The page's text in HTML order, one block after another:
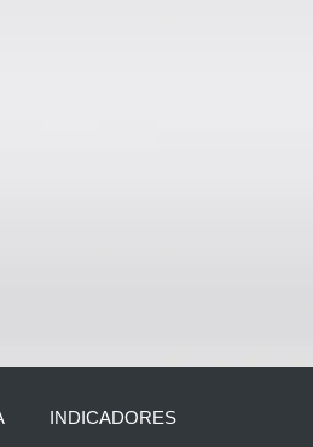
INDICADORES